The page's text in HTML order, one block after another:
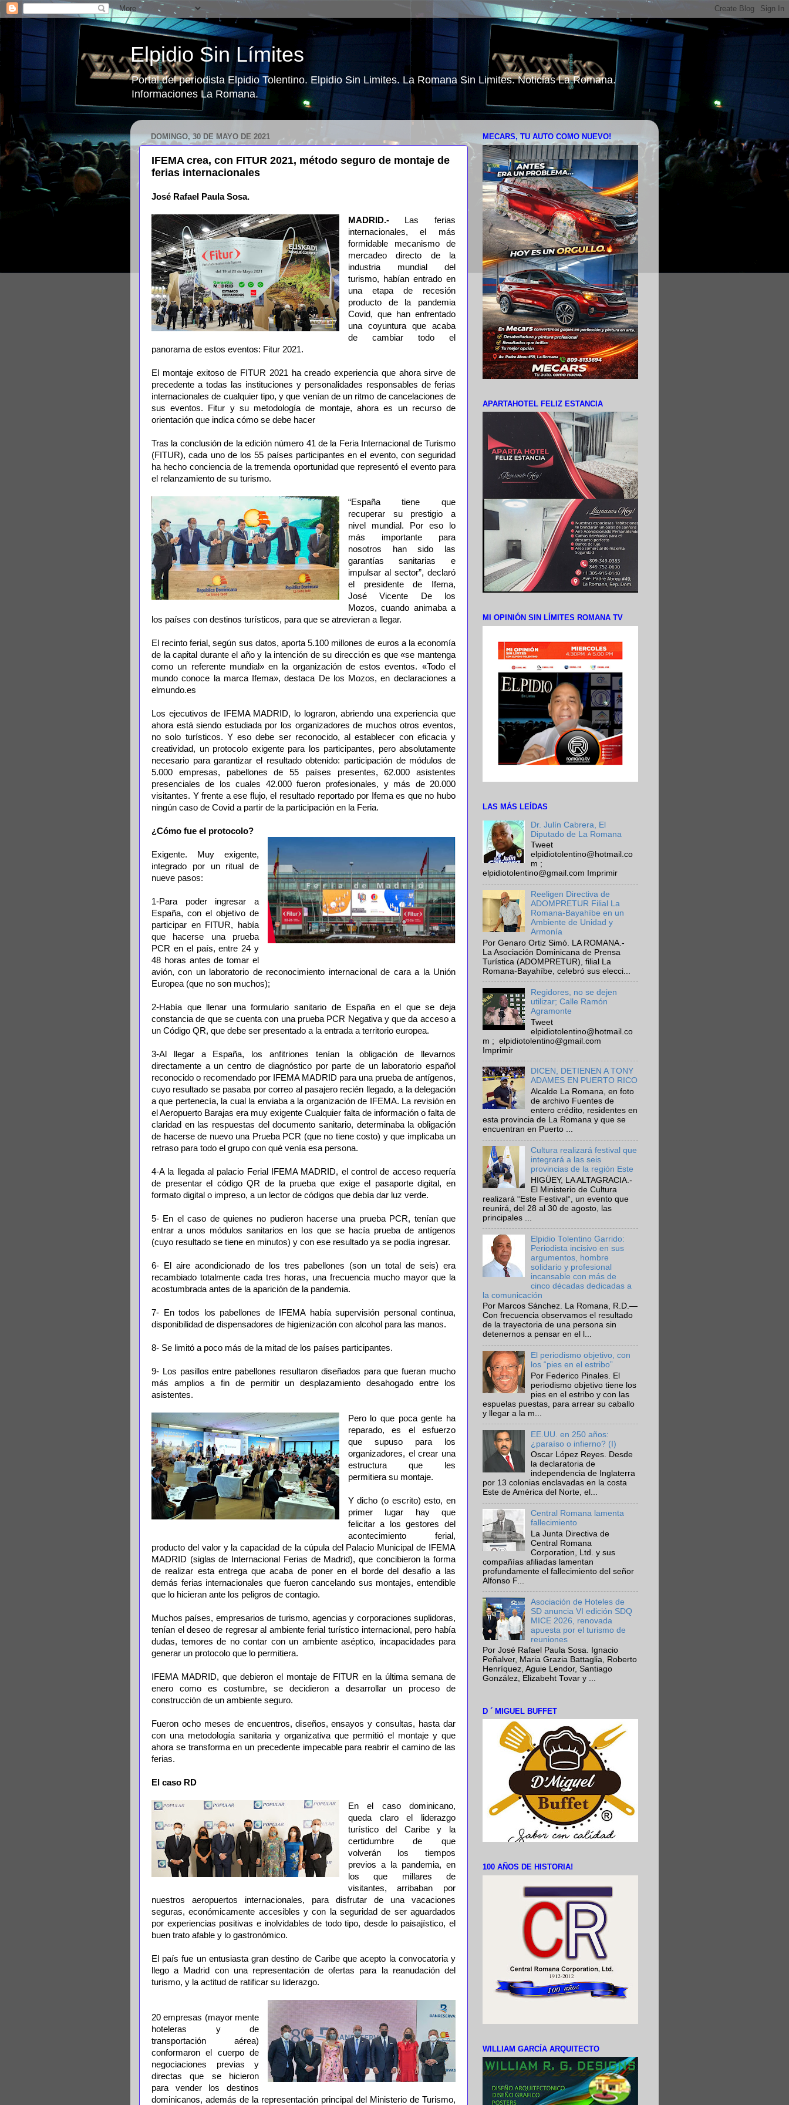
Elpidio Sin Límites
Portal del periodista Elpidio Tolentino. Elpidio Sin Limites. La Romana Sin Limites. Noticias La Romana.
Informaciones La Romana.
DOMINGO, 30 DE MAYO DE 2021
IFEMA crea, con FITUR 2021, método seguro de montaje de
ferias internacionales
José Rafael Paula Sosa.
MADRID.-Las ferias
internacionales, el más
formidable mecanismo de
mercadeo directo de la
industria mundial del
turismo, habían entrado en
una etapa de recesión
producto de la pandemia
Covid, que han enfrentado
una coyuntura que acaba
de cambiar todo el
panorama de estos eventos: Fitur 2021.
El montaje exitoso de FITUR 2021 ha creado experiencia que ahora sirve de
precedente a todas las instituciones y personalidades responsables de ferias
internacionales de cualquier tipo, y que venían de un ritmo de cancelaciones de
sus eventos. Fitur y su metodología de montaje, ahora es un recurso de
orientación que indica cómo se debe hacer
Tras la conclusión de la edición número 41 de la Feria Internacional de Turismo
(FITUR), cada uno de los 55 países participantes en el evento, con seguridad
ha hecho conciencia de la tremenda oportunidad que representó el evento para
el relanzamiento de su turismo.
“España tiene que
recuperar su prestigio a
nivel mundial. Por eso lo
más importante para
nosotros han sido las
garantías sanitarias e
impulsar al sector”, declaró
el presidente de Ifema,
José Vicente De los
Mozos, cuando animaba a
los países con destinos turísticos, para que se atrevieran a llegar.
El recinto ferial, según sus datos, aporta 5.100 millones de euros a la economía
de la capital durante el año y la intención de su dirección es que «se mantenga
como un referente mundial» en la organización de estos eventos. «Todo el
mundo conoce la marca Ifema», destaca De los Mozos, en declaraciones a
elmundo.es
Los ejecutivos de IFEMA MADRID, lo lograron, abriendo una experiencia que
ahora está siendo estudiada por los organizadores de muchos otros eventos,
no solo turísticos. Y eso debe ser reconocido, al establecer con eficacia y
creatividad, un protocolo exigente para los participantes, pero absolutamente
necesario para garantizar el resultado obtenido: participación de módulos de
5.000 empresas, pabellones de 55 países presentes, 62.000 asistentes
presenciales de los cuales 42.000 fueron profesionales, y más de 20.000
visitantes. Y frente a ese flujo, el resultado reportado por Ifema es que no hubo
ningún caso de Covid a partir de la participación en la Feria.
¿Cómo fue el protocolo?
Exigente. Muy exigente,
integrado por un ritual de
nueve pasos:
1-Para poder ingresar a
España, con el objetivo de
participar en FITUR, había
que hacerse una prueba
PCR en el país, entre 24 y
48 horas antes de tomar el
avión, con un laboratorio de reconocimiento internacional de cara a la Unión
Europea (que no son muchos);
2-Había que llenar una formulario sanitario de España en el que se deja
constancia de que se cuenta con una prueba PCR Negativa y que da acceso a
un Código QR, que debe ser presentado a la entrada a territorio europea.
3-Al llegar a España, los anfitriones tenían la obligación de llevarnos
directamente a un centro de diagnóstico por parte de un laboratorio español
reconocido o recomendado por IFEMA MADRID para una prueba de antígenos,
cuyo resultado se pasaba por correo al pasajero recién llegado, a la delegación
a que pertenecía, la cual la enviaba a la organización de IFEMA. La revisión en
el Aeropuerto Barajas era muy exigente Cualquier falta de información o falta de
claridad en las respuestas del documento sanitario, determinaba la obligación
de hacerse de nuevo una Prueba PCR (que no tiene costo) y que implicaba un
retraso para todo el grupo con qué venía esa persona.
4-A la llegada al palacio Ferial IFEMA MADRID, el control de acceso requería
de presentar el código QR de la prueba que exige el pasaporte digital, en
formato digital o impreso, a un lector de códigos que debía dar luz verde.
5- En el caso de quienes no pudieron hacerse una prueba PCR, tenían que
entrar a unos módulos sanitarios en los que se hacía prueba de antígenos
(cuyo resultado se tiene en minutos) y con ese resultado ya se podía ingresar.
6- El aire acondicionado de los tres pabellones (son un total de seis) era
recambiado totalmente cada tres horas, una frecuencia mucho mayor que la
acostumbrada antes de la aparición de la pandemia.
7- En todos los pabellones de IFEMA había supervisión personal continua,
disponibilidad de dispensadores de higienización con alcohol para las manos.
8- Se limitó a poco más de la mitad de los países participantes.
9- Los pasillos entre pabellones resultaron diseñados para que fueran mucho
más amplios a fin de permitir un desplazamiento desahogado entre los
asistentes.
Pero lo que poca gente ha
reparado, es el esfuerzo
que supuso para los
organizadores, el crear una
estructura que les
permitiera su montaje.
Y dicho (o escrito) esto, en
primer lugar hay que
felicitar a los gestores del
acontecimiento ferial,
producto del valor y la capacidad de la cúpula del Palacio Municipal de IFEMA
MADRID (siglas de Internacional Ferias de Madrid), que concibieron la forma
de realizar esta entrega que acaba de poner en el borde del desafío a las
demás ferias internacionales que fueron cancelando sus montajes, entendible
que lo hicieran ante los peligros de contagio.
Muchos países, empresarios de turismo, agencias y corporaciones suplidoras,
tenían el deseo de regresar al ambiente ferial turístico internacional, pero había
dudas, temores de no contar con un ambiente aséptico, incapacidades para
generar un protocolo que lo permitiera.
IFEMA MADRID, que debieron el montaje de FITUR en la última semana de
enero como es costumbre, se decidieron a desarrollar un proceso de
construcción de un ambiente seguro.
Fueron ocho meses de encuentros, diseños, ensayos y consultas, hasta dar
con una metodología sanitaria y organizativa que permitió el montaje y que
ahora se transforma en un precedente impecable para reabrir el camino de las
ferias.
El caso RD
En el caso dominicano,
queda claro el liderazgo
turístico del Caribe y la
certidumbre de que
volverán los tiempos
previos a la pandemia, en
los que millares de
visitantes, arribaban por
nuestros aeropuertos internacionales, para disfrutar de una vacaciones
seguras, económicamente accesibles y con la seguridad de ser aguardados
por experiencias positivas e inolvidables de todo tipo, desde lo paisajístico, el
buen trato afable y lo gastronómico.
El país fue un entusiasta gran destino de Caribe que acepto la convocatoria y
llego a Madrid con una representación de ofertas para la reanudación del
turismo, y la actitud de ratificar su liderazgo.
20 empresas (mayor mente
hoteleras y de
transportación aérea)
conformaron el cuerpo de
negociaciones previas y
directas que se hicieron
para vender los destinos
dominicanos, además de la representación principal del Ministerio de Turismo,
MECARS, TU AUTO COMO NUEVO!
APARTAHOTEL FELIZ ESTANCIA
MI OPINIÓN SIN LÍMITES ROMANA TV
LAS MÁS LEÍDAS
Dr. Julín Cabrera, El
Diputado de La Romana
Tweet
elpidiotolentino@hotmail.co
m ;
elpidiotolentino@gmail.com Imprimir
Reeligen Directiva de
ADOMPRETUR Filial La
Romana-Bayahíbe en un
Ambiente de Unidad y
Armonía
Por Genaro Ortiz Simó. LA ROMANA.-
La Asociación Dominicana de Prensa
Turística (ADOMPRETUR), filial La
Romana-Bayahíbe, celebró sus elecci...
Regidores, no se dejen
utilizar; Calle Ramón
Agramonte
Tweet
elpidiotolentino@hotmail.co
m ; elpidiotolentino@gmail.com
Imprimir
DICEN, DETIENEN A TONY
ADAMES EN PUERTO RICO
Alcalde La Romana, en foto
de archivo Fuentes de
entero crédito, residentes en
esta provincia de La Romana y que se
encuentran en Puerto ...
Cultura realizará festival que
integrará a las seis
provincias de la región Este
HIGÜEY, LA ALTAGRACIA.-
El Ministerio de Cultura
realizará “Este Festival“, un evento que
reunirá, del 28 al 30 de agosto, las
principales ...
Elpidio Tolentino Garrido:
Periodista incisivo en sus
argumentos, hombre
solidario y profesional
incansable con más de
cinco décadas dedicadas a
la comunicación
Por Marcos Sánchez. La Romana, R.D.—
Con frecuencia observamos el resultado
de la trayectoria de una persona sin
detenernos a pensar en el l...
El periodismo objetivo, con
los “pies en el estribo”
Por Federico Pinales. El
periodismo objetivo tiene los
pies en el estribo y con las
espuelas puestas, para arrear su caballo
y llegar a la m...
EE.UU. en 250 años:
¿paraíso o infierno? (I)
Oscar López Reyes. Desde
la declaratoria de
independencia de Inglaterra
por 13 colonias enclavadas en la costa
Este de América del Norte, el...
Central Romana lamenta
fallecimiento
La Junta Directiva de
Central Romana
Corporation, Ltd. y sus
compañías afiliadas lamentan
profundamente el fallecimiento del señor
Alfonso F...
Asociación de Hoteles de
SD anuncia VI edición SDQ
MICE 2026, renovada
apuesta por el turismo de
reuniones
Por José Rafael Paula Sosa. Ignacio
Peñalver, Maria Grazia Battaglia, Roberto
Henríquez, Aguie Lendor, Santiago
González, Elizabeht Tovar y ...
D ´ MIGUEL BUFFET
100 AÑOS DE HISTORIA!
WILLIAM GARCÍA ARQUITECTO